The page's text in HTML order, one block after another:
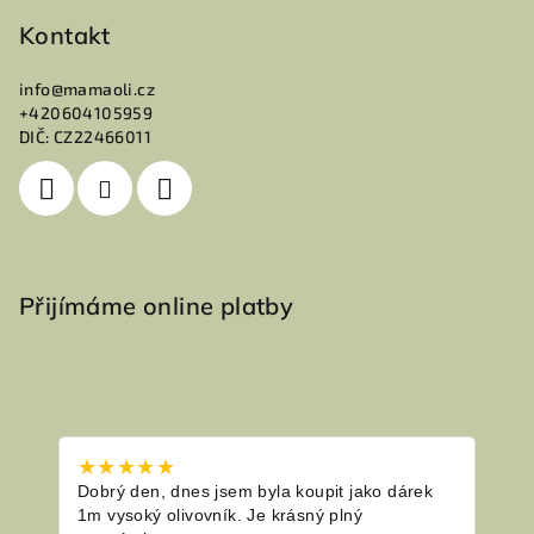
Kontakt
info@mamaoli.cz
+420604105959
DIČ: CZ22466011
Přijímáme online platby
★★★★★
Dobrý den, dnes jsem byla koupit jako dárek
1m vysoký olivovník. Je krásný plný